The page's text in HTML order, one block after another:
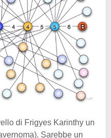
di Frigyes Karinthy un
Sarebbe un